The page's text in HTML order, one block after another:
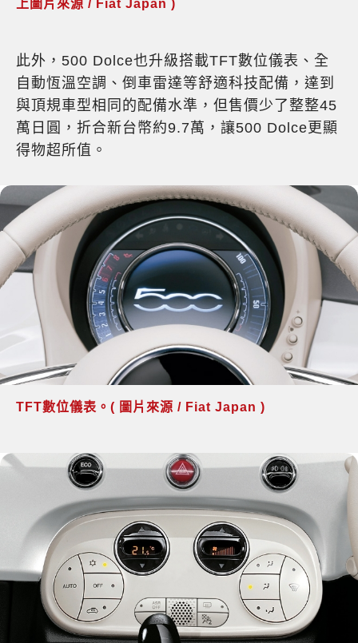
上圖片來源 / Fiat Japan )
此外，500 Dolce也升級搭載TFT數位儀表、全
自動恆溫空調、倒車雷達等舒適科技配備，達到
與頂規車型相同的配備水準，但售價少了整整45
萬日圓，折合新台幣約9.7萬，讓500 Dolce更顯
得物超所值。
TFT數位儀表。( 圖片來源 / Fiat Japan )